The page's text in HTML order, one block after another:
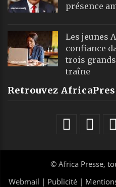
présence
Les jeunes
confiance
trois
traîne
Retrouvez
© Africa Presse,
Webmail | Publicité |